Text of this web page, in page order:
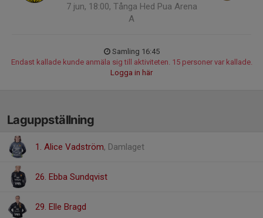
7 jun, 18:00, Tånga Hed Pua Arena
A
Samling 16:45
Endast kallade kunde anmäla sig till aktiviteten. 15 personer var kallade.
Logga in här
Laguppställning
1. Alice Vadström, Damlaget
26. Ebba Sundqvist
29. Elle Bragd